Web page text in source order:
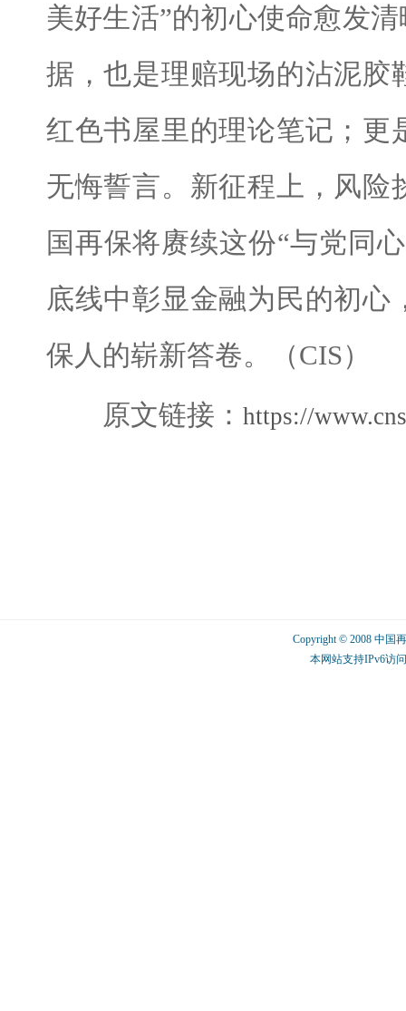
美好生活”的初心使命愈发
据，也是理赔现场的沾泥胶
红色书屋里的理论笔记；更
无悔誓言。新征程上，风险
国再保将赓续这份“与党同
底线中彰显金融为民的初
保人的崭新答卷。（CIS）
原文链接： https://
Copyright © 2008 中国
本网站支持IPv6访